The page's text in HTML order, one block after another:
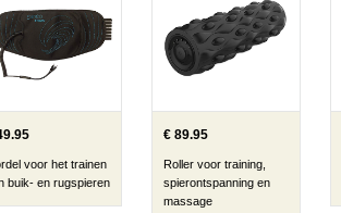
voor het trainen
buik- en rugspieren
€ 89.95
Roller voor training,
spierontspanning en
massage